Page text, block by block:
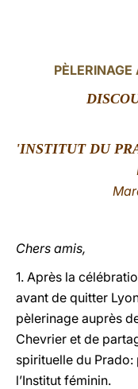
'INSTITUT DU
Chers amis,
1. Après la
avant de quitter
pèlerinage auprès
Chevrier et de
spirituelle du
l’Institut féminin.